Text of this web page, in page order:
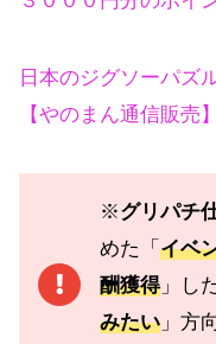
日本のジグソーパズ
【やのまん通信販売】
※グリパチ
めた「 イベ
酬獲得」し
みたい 」方